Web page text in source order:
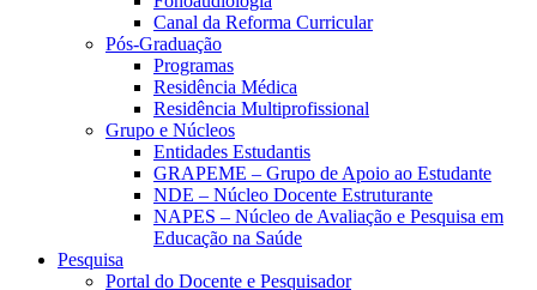
Canal da Reforma Curricular
Pós-Graduação
Programas
Residência Médica
Residência Multiprofissional
Grupo e Núcleos
Entidades Estudantis
GRAPEME – Grupo de Apoio ao Estudante
NDE – Núcleo Docente Estruturante
NAPES – Núcleo de Avaliação e Pesquisa em
Educação na Saúde
Pesquisa
Portal do Docente e Pesquisador